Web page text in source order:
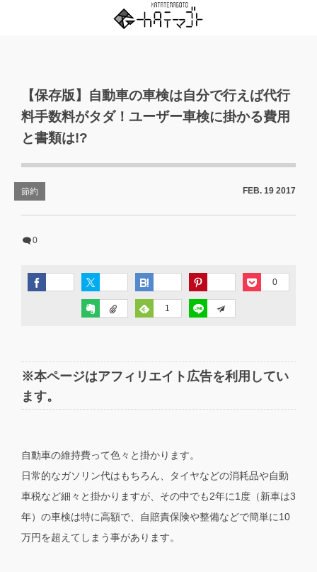
【保存版】自動車の車検は自分で行えば代行
料手数料がタダ！ユーザー車検に掛かる費用
と書類は!?
節約 FEB. 19 2017
0
0
1
※本ページはアフィリエイト広告を利用してい
ます。
自動車の維持費って色々と掛かります。
日常的なガソリン代はもちろん、タイヤなどの消耗品や自動
車税など細々と掛かりますが、その中でも2年に1度（新車は3
年）の車検は特に高額で、自賠責保険や整備などで簡単に10
万円を超えてしまう事があります。